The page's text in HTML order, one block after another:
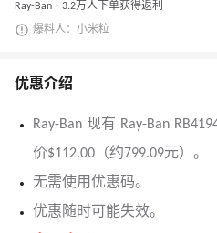
Ray-Ban · 3.2万人下单获得返利
爆料人：小米粒
优惠介绍
Ray-Ban 现有 Ray-Ban
价$112.00（约799.09元）。
无需使用优惠码。
优惠随时可能失效。